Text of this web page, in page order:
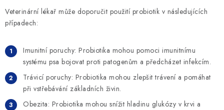
Veterinární lékař může doporučit použití probiotik v následujících
případech:
Imunitní poruchy: Probiotika mohou pomoci imunitnímu
systému psa bojovat proti patogenům a předcházet infekcím.
Trávicí poruchy: Probiotika mohou zlepšit trávení a pomáhat
při vstřebávání základních živin.
Obezita: Probiotika mohou snížit hladinu glukózy v krvi a